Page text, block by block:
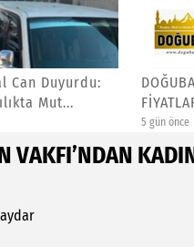
Can Duyurdu:
Mut...
5 gün önce
VAKFI’NDAN